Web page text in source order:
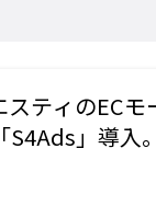
ティのECモ
S4Ads」導入